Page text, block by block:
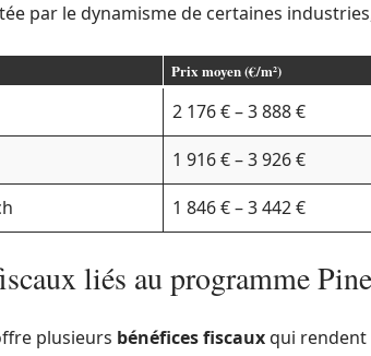
par le dynamisme de certaines
Prix moyen (€/m²)
2 176 € – 3 888 €
1 916 € – 3 926 €
1 846 € – 3 442 €
liés au programme
plusieurs bénéfices fiscauxqui rendent